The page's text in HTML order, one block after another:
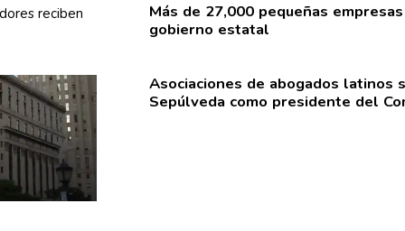
Más de 27,000 pequeñas
gobierno estatal
Asociaciones de abogados latinos
Sepúlveda como presidente del